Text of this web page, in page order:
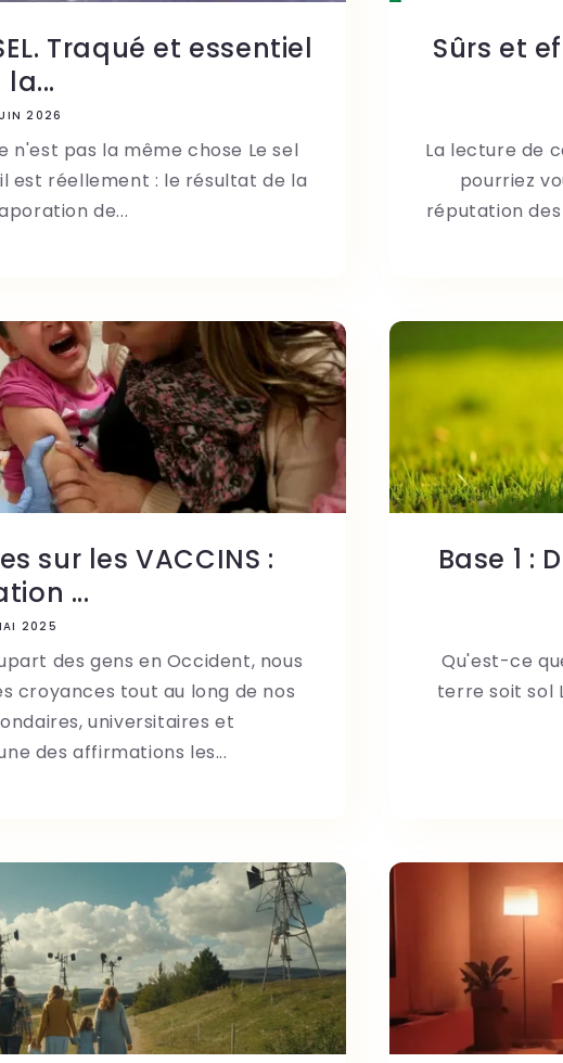
Traqué et essentiel
la...
2026
n'est pas la même chose Le sel
est réellement : le résultat de la
de...
Sûrs et
La lecture de
pourriez
réputation
sur les VACCINS :
...
2025
des gens en Occident, nous
croyances tout au long de nos
universitaires et
des affirmations les...
Base 1 :
Qu'est-ce
terre soit sol